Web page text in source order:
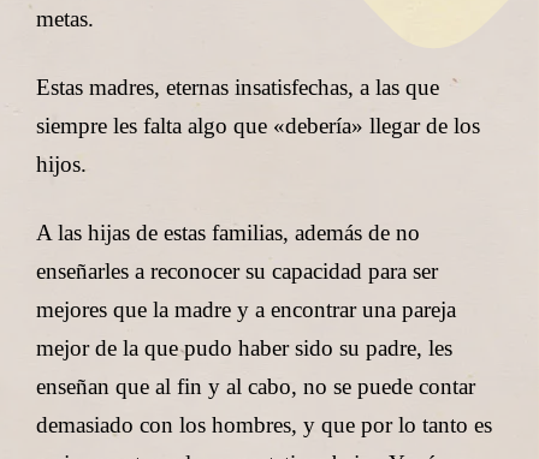
metas.
Estas madres, eternas insatisfechas, a las que
siempre les falta algo que «debería» llegar de los
hijos.
A las hijas de estas familias, además de no
enseñarles a reconocer su capacidad para ser
mejores que la madre y a encontrar una pareja
mejor de la que pudo haber sido su padre, les
enseñan que al fin y al cabo, no se puede contar
demasiado con los hombres, y que por lo tanto es